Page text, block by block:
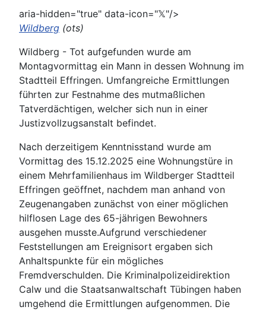
aria-hidden="true" data-icon="𝕏"/>
Wildberg (ots)
Wildberg - Tot aufgefunden wurde am
Montagvormittag ein Mann in dessen Wohnung im
Stadtteil Effringen. Umfangreiche Ermittlungen
führten zur Festnahme des mutmaßlichen
Tatverdächtigen, welcher sich nun in einer
Justizvollzugsanstalt befindet.
Nach derzeitigem Kenntnisstand wurde am
Vormittag des 15.12.2025 eine Wohnungstüre in
einem Mehrfamilienhaus im Wildberger Stadtteil
Effringen geöffnet, nachdem man anhand von
Zeugenangaben zunächst von einer möglichen
hilflosen Lage des 65-jährigen Bewohners
ausgehen musste.Aufgrund verschiedener
Feststellungen am Ereignisort ergaben sich
Anhaltspunkte für ein mögliches
Fremdverschulden. Die Kriminalpolizeidirektion
Calw und die Staatsanwaltschaft Tübingen haben
umgehend die Ermittlungen aufgenommen. Die